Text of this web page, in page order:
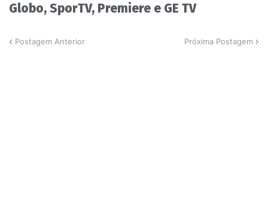
Globo, SporTV, Premiere e GE TV
Postagem Anterior Próxima Postagem